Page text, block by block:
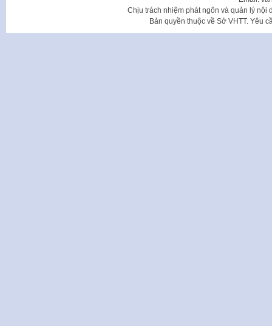
Chịu trách nhiệm phát ngôn và quản lý nội
Bản quyền thuộc về Sở VHTT. Yêu